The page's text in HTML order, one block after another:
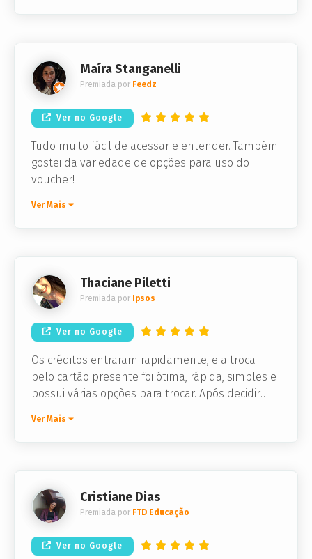
Maíra Stanganelli
Premiada por Feedz
Ver no Google
Tudo muito fácil de acessar e entender. Também
gostei da variedade de opções para uso do
voucher!
Ver Mais
Thaciane Piletti
Premiada por Ipsos
Ver no Google
Os créditos entraram rapidamente, e a troca
pelo cartão presente foi ótima, rápida, simples e
possui várias opções para trocar. Após decidir
Ver Mais
Cristiane Dias
Premiada por FTD Educação
Ver no Google